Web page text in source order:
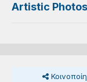
Artistic